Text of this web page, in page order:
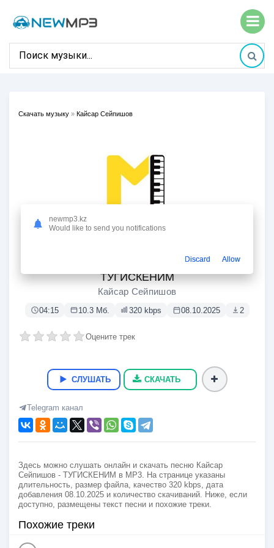
Скачать музыку » Кайсар Сейпишов
ТУГИСКЕНИМ
Кайсар Сейпишов
04:15 10.3 Мб. 320 kbps 08.10.2025 2
Оцените трек
СЛУШАТЬ СКАЧАТЬ
Telegram канал
Здесь можно слушать онлайн и скачать песню Кайсар
Сейпишов - ТУГИСКЕНИМ в MP3. На странице указаны
длительность, размер файла, качество 320 kbps, дата
добавления 08.10.2025 и количество скачиваний. Ниже, если
доступно, размещены текст песни и похожие треки.
Похожие треки
newmp3.kz
Would like to send you notifications
Discard Allow